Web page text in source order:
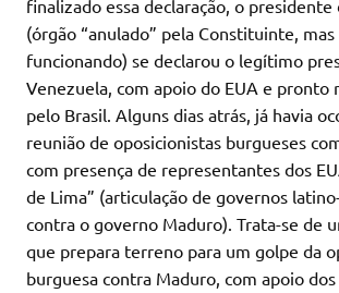
finalizado essa declaração, o
(órgão “anulado” pela Constituinte, mas
funcionando) se declarou o legítimo
Venezuela, com apoio do EUA e pronto
pelo Brasil. Alguns dias atrás, já havia
reunião de oposicionistas burgueses
com presença de representantes dos
de Lima” (articulação de governos
contra o governo Maduro). Trata-se de
que prepara terreno para um golpe da
burguesa contra Maduro, com apoio